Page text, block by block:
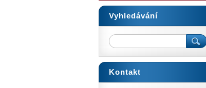
Vyhledávání
Kontakt